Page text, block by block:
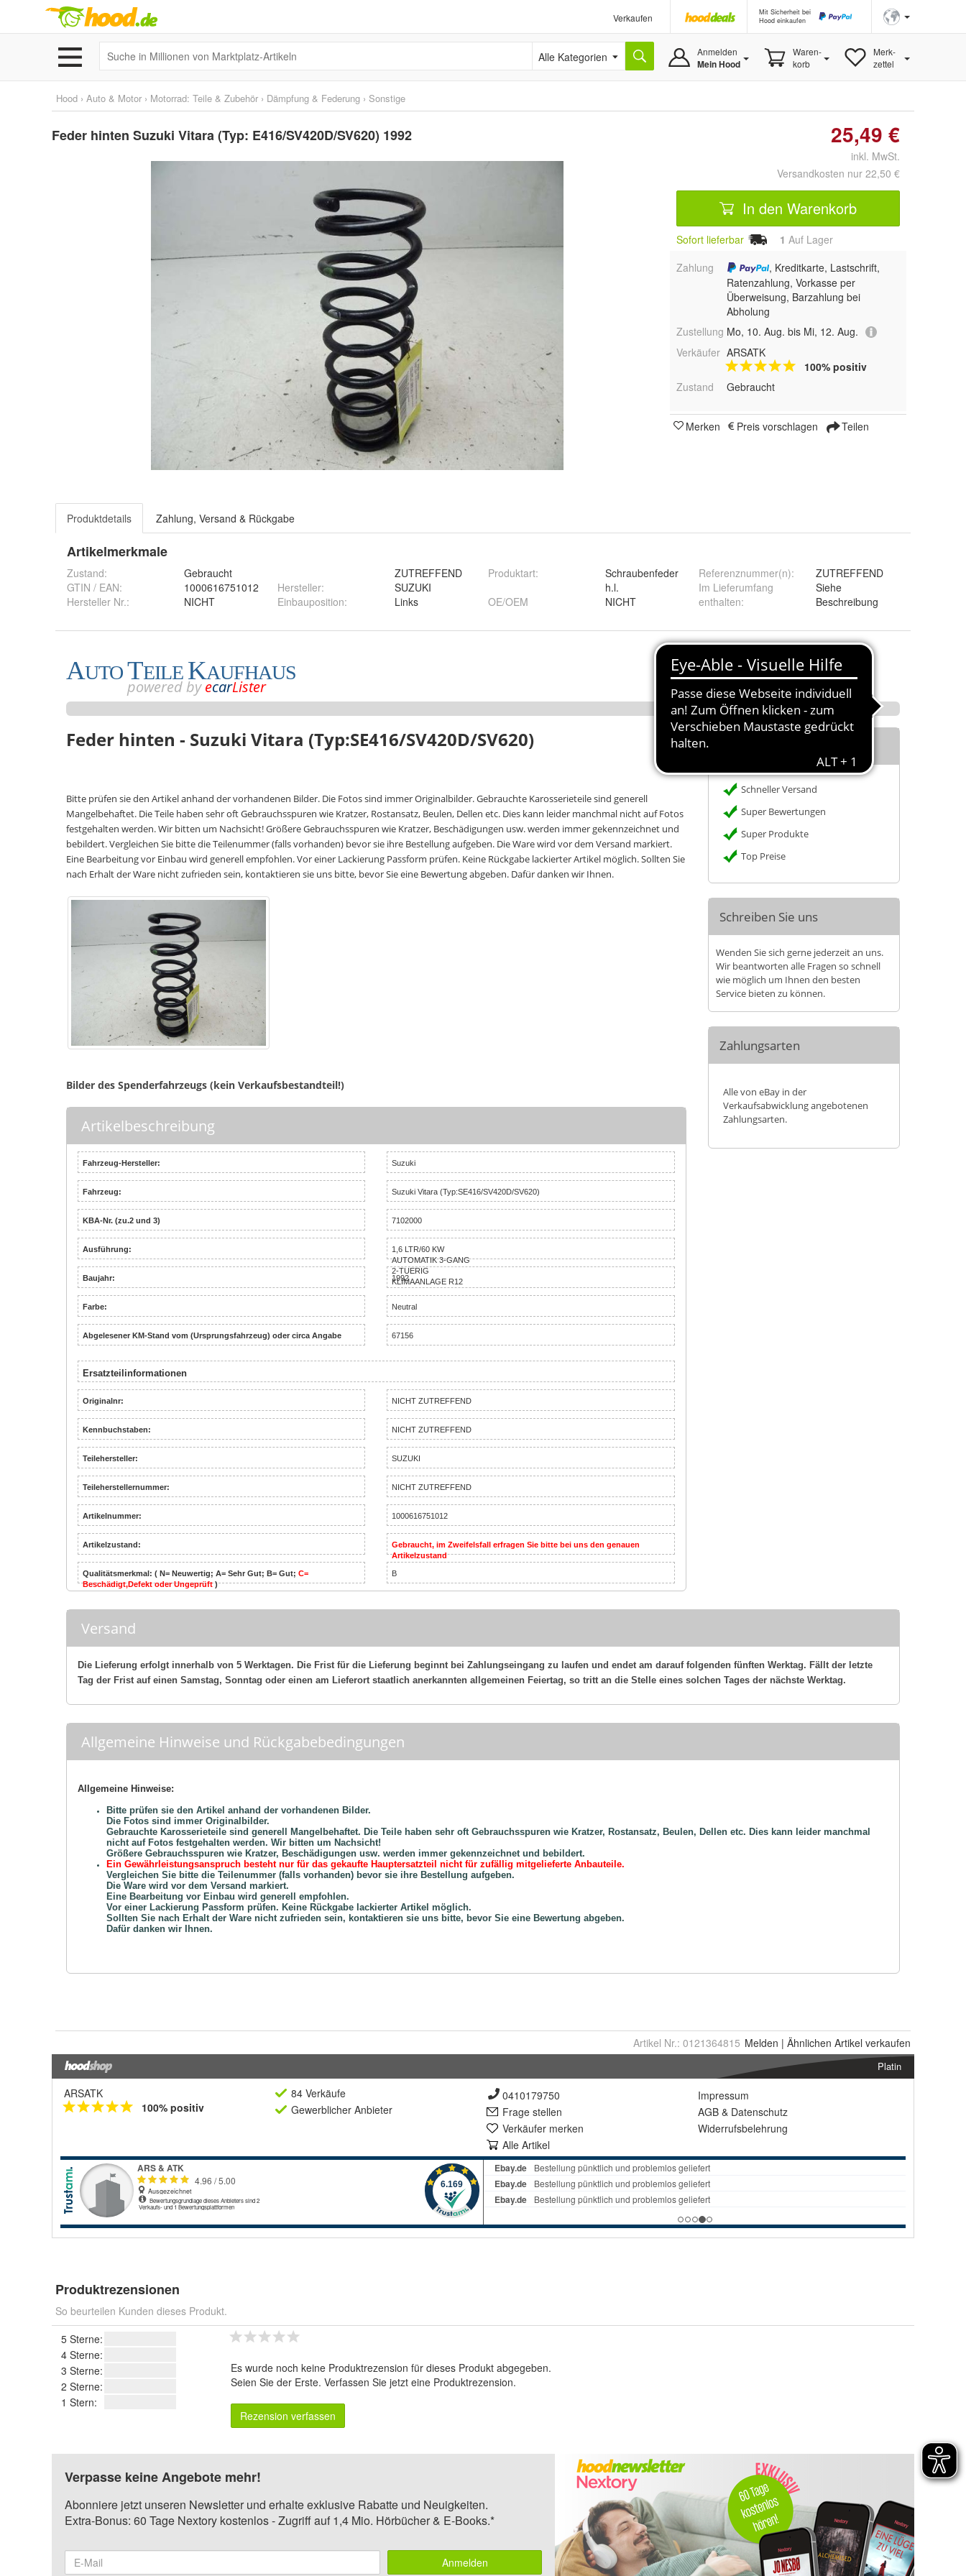
Verkaufen
Mit Sicherheit bei
Hood einkaufen
Alle Kategorien Anmelden
Mein Hood
Waren-
korb
Merk-
zettel
Hood › Auto & Motor › Motorrad: Teile & Zubehör › Dämpfung & Federung › Sonstige
Feder hinten Suzuki Vitara (Typ: E416/SV420D/SV620) 1992 25,49 €
inkl. MwSt.
Versandkosten nur 22,50 €
In den Warenkorb
Sofort lieferbar 1 Auf Lager
Zahlung
, Kreditkarte, Lastschrift,
Ratenzahlung, Vorkasse per
Überweisung, Barzahlung bei
Abholung
Zustellung Mo, 10. Aug. bis Mi, 12. Aug.
Verkäufer ARSATK
100% positiv
Zustand
Gebraucht
Merken Preis vorschlagen Teilen
Produktdetails Zahlung, Versand & Rückgabe
Artikelmerkmale
Zustand:
Gebraucht
GTIN / EAN:
1000616751012
Hersteller Nr.:
NICHT
ZUTREFFEND
Hersteller:
SUZUKI
Einbauposition: Links
Produktart:
Schraubenfeder
h.l.
OE/OEM
Referenznummer(n):
NICHT
ZUTREFFEND
Im Lieferumfang
enthalten:
Siehe
Beschreibung
Artikel Nr.: 0121364815 Melden | Ähnlichen Artikel verkaufen
Platin
ARSATK
100% positiv
84 Verkäufe
Gewerblicher Anbieter
0410179750
Frage stellen
Verkäufer merken
Alle Artikel
Impressum
AGB & Datenschutz
Widerrufsbelehrung
Produktrezensionen
So beurteilen Kunden dieses Produkt.
5 Sterne:
4 Sterne:
3 Sterne:
2 Sterne:
1 Stern:
Es wurde noch keine Produktrezension für dieses Produkt abgegeben.
Seien Sie der Erste. Verfassen Sie jetzt eine Produktrezension.
Rezension verfassen
Verpasse keine Angebote mehr!
Abonniere jetzt unseren Newsletter und erhalte exklusive Rabatte und Neuigkeiten.
Extra-Bonus: 60 Tage Nextory kostenlos - Zugriff auf 1,4 Mio. Hörbücher & E-Books.*
Anmelden